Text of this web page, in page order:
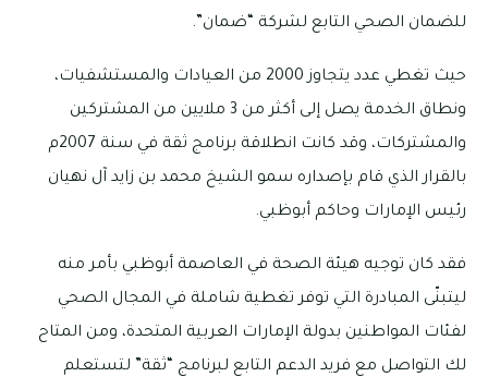
للضمان الصحي التابع لشركة “ضمان”.
حيث تغطي عدد يتجاوز 2000 من العيادات والمستشفيات،
ونطاق الخدمة يصل إلى أكثر من 3 ملايين من المشتركين
والمشتركات، وقد كانت انطلاقة برنامج ثقة في سنة 2007م
بالقرار الذي قام بإصداره سمو الشيخ محمد بن زايد آل نهيان
رئيس الإمارات وحاكم أبوظبي.
فقد كان توجيه هيئة الصحة في العاصمة أبوظبي بأمر منه
ليتبنّى المبادرة التي توفر تغطية شاملة في المجال الصحي
لفئات المواطنين بدولة الإمارات العربية المتحدة، ومن المتاح
لك التواصل مع فريد الدعم التابع لبرنامج “ثقة” لتستعلم